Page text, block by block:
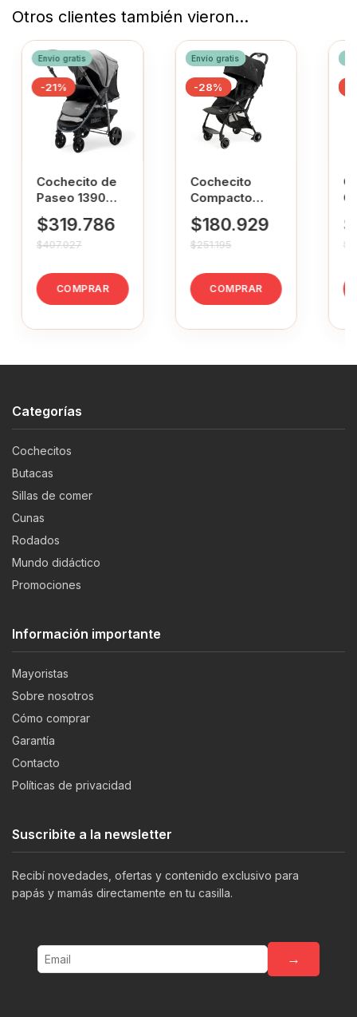
Otros clientes también vieron...
Envío gratis
Cochecito de
Paseo 1390
Bebesit
Manillar
Rebatible Gris
$319.786
-21%
$407.027
COMPRAR
Envío gratis
Cochecito
Compacto
FOLDY Bebesit
Negro
$180.929
-28%
$251.195
COMPRAR
Categorías
Cochecitos
Butacas
Sillas de comer
Cunas
Rodados
Mundo didáctico
Promociones
Información importante
Mayoristas
Sobre nosotros
Cómo comprar
Garantía
Contacto
Políticas de privacidad
Suscribite a la newsletter
Recibí novedades, ofertas y contenido exclusivo para
papás y mamás directamente en tu casilla.
→